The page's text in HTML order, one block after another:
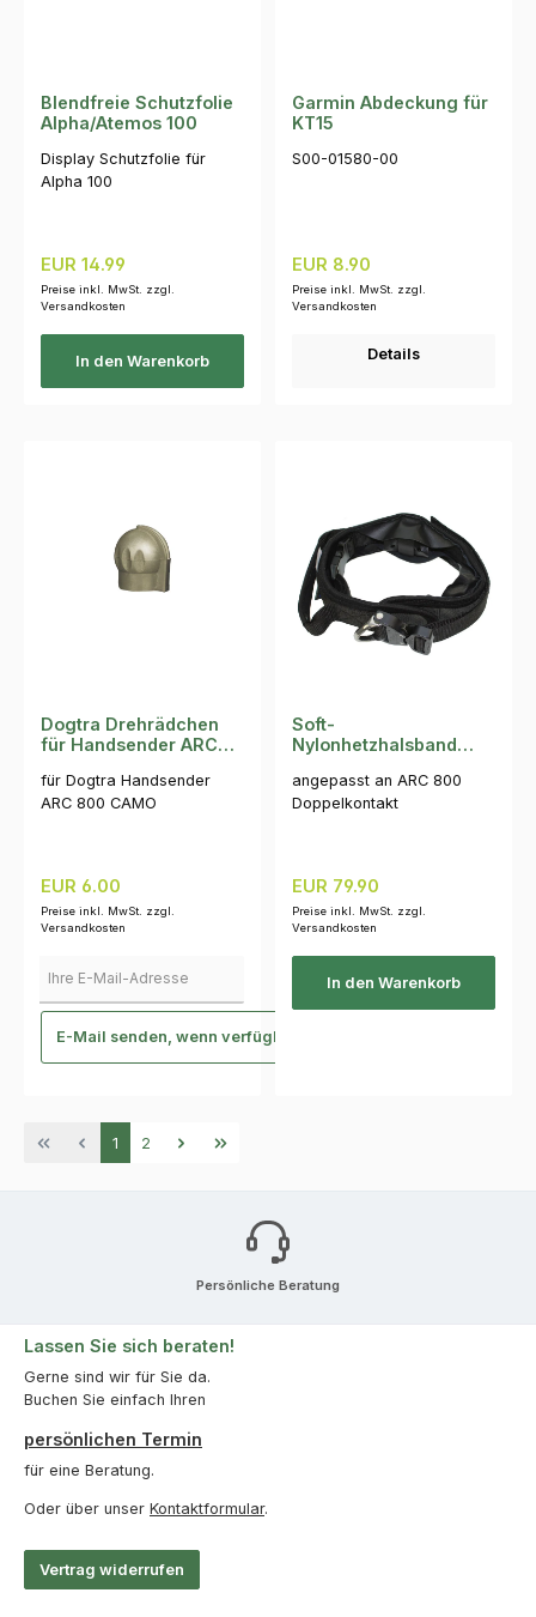
Blendfreie Schutzfolie
Alpha/Atemos 100
Display Schutzfolie für
Alpha 100
Regulärer Preis:
EUR 14.99
Preise inkl. MwSt. zzgl.
Versandkosten
In den Warenkorb
Garmin Abdeckung für
KT15
S00-01580-00
Regulärer Preis:
EUR 8.90
Preise inkl. MwSt. zzgl.
Versandkosten
Details
Dogtra Drehrädchen
für Handsender ARC
für Dogtra Handsender
ARC 800 CAMO
Regulärer Preis:
EUR 6.00
Preise inkl. MwSt. zzgl.
Versandkosten
E-Mail senden, wenn verfügbar
Soft-
Nylonhetzhalsband
angepasst an ARC 800
Doppelkontakt
Regulärer Preis:
EUR 79.90
Preise inkl. MwSt. zzgl.
Versandkosten
In den Warenkorb
Seite
1 Seite
2
Persönliche Beratung
Lassen Sie sich beraten!
Gerne sind wir für Sie da.
Buchen Sie einfach Ihren
persönlichen Termin
für eine Beratung.
Oder über unser Kontaktformular.
Vertrag widerrufen